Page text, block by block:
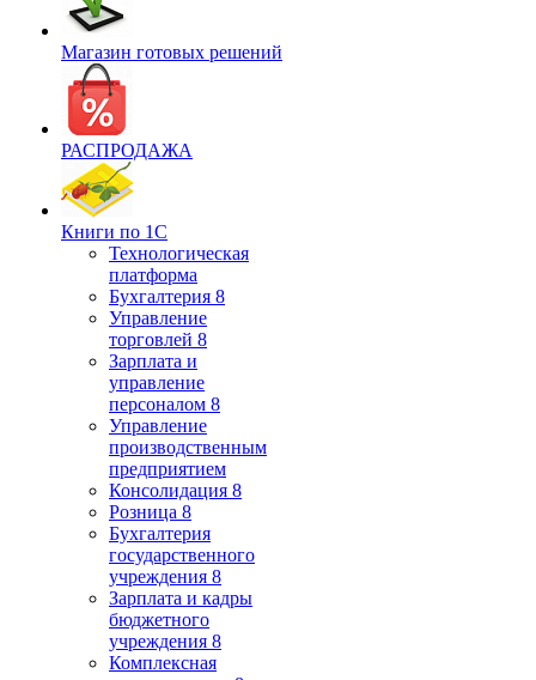
Магазин готовых решений
РАСПРОДАЖА
Книги по 1С
Технологическая
платформа
Бухгалтерия 8
Управление
торговлей 8
Зарплата и
управление
персоналом 8
Управление
производственным
предприятием
Консолидация 8
Розница 8
Бухгалтерия
государственного
учреждения 8
Зарплата и кадры
бюджетного
учреждения 8
Комплексная